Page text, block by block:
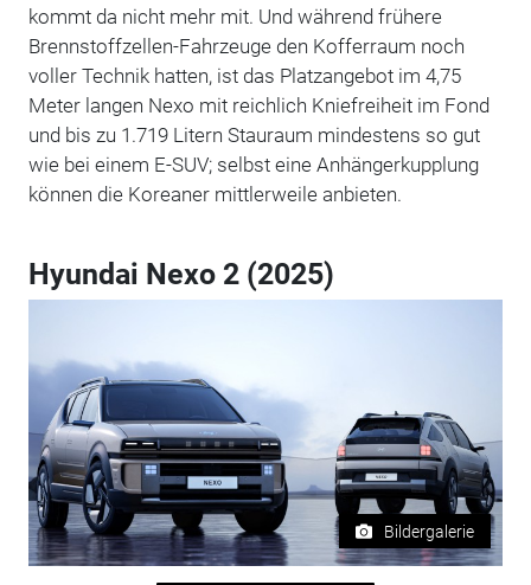
kommt da nicht mehr mit. Und während frühere
Brennstoffzellen-Fahrzeuge den Kofferraum noch
voller Technik hatten, ist das Platzangebot im 4,75
Meter langen Nexo mit reichlich Kniefreiheit im Fond
und bis zu 1.719 Litern Stauraum mindestens so gut
wie bei einem E-SUV; selbst eine Anhängerkupplung
können die Koreaner mittlerweile anbieten.
Hyundai Nexo 2 (2025)
Bildergalerie